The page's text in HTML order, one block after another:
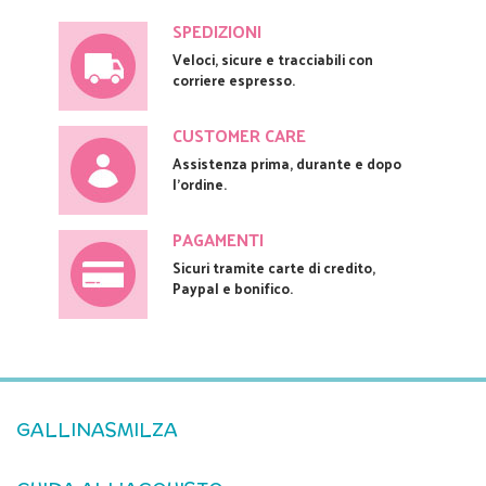
SPEDIZIONI
Veloci, sicure e tracciabili con
corriere espresso.
CUSTOMER CARE
Assistenza prima, durante e dopo
l'ordine.
PAGAMENTI
Sicuri tramite carte di credito,
Paypal e bonifico.
GALLINASMILZA